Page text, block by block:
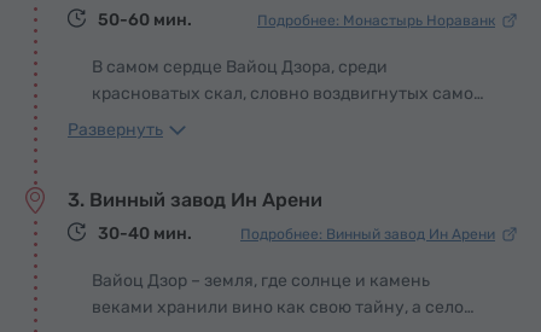
III заточил Григория Просветителя за дерзость
уходили во тьме, но в этих каменных стенах
произошло чудо: руки Григория исцелили
Пораженный милостью, Трдат воздвиг знамя
страной, принявшей его как государственную
веру.
50-60 мин. Подробнее: Монастырь Нораванк
В самом сердце Вайоц Дзора, среди
красноватых скал, словно воздвигнутых самой
культурным центром Армении. Монастырь
возвышается в живописном ущелье реки Арпа,
Нораванком оно включено в предварительный
список ЮНЕСКО в Армении как природный
Развернуть
3. Винный завод Ин Арени
30-40 мин. Подробнее: Винный завод Ин Арени
Вайоц Дзор – земля, где солнце и камень
веками хранили вино как свою тайну, а село